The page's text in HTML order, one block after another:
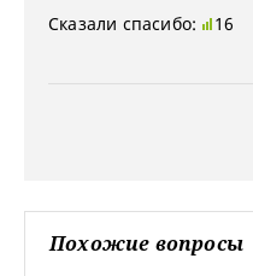
Сказали спасибо: 16
Похожие вопросы